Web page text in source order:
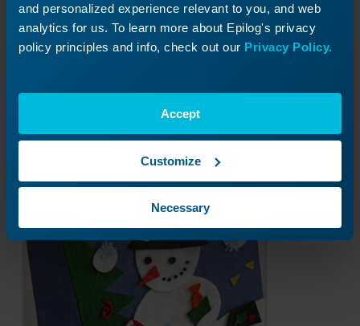
and personalized experience relevant to you, and web
analytics for us. To learn more about Epilog's privacy
policy principles and info, check out our Privacy Policy.
Accept
Customize
Necessary
adhésif. Grâce à la fonction de mappage des
couleurs du laser, vous pouvez régler les
différentes lignes vectorielles pour découper les
le tissu pour faire apparaître la couleur en
dessous. Après avoir découpé le tissu, vous
pouvez thermocoller l'appliqué ou convertir le